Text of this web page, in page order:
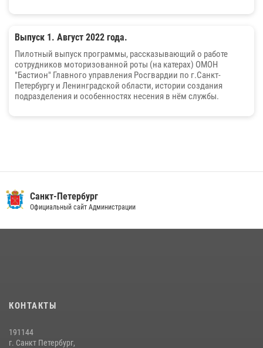
Выпуск 1. Август 2022 года.
Пилотный выпуск программы, рассказывающий о работе
сотрудников моторизованной роты (на катерах) ОМОН
"Бастион" Главного управления Росгвардии по г.Санкт-
Петербургу и Ленинградской области, истории создания
подразделения и особенностях несения в нём службы.
Санкт-Петербург
Официальный сайт Администрации
КОНТАКТЫ
191144
г. Санкт Петербург,